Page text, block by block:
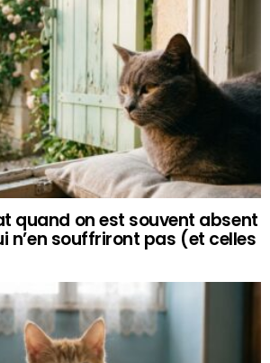
quand on est souvent absent
n’en souffriront pas (et celles